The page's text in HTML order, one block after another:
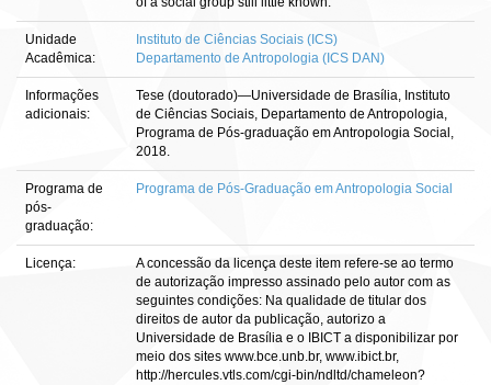
Unidade
Acadêmica:
Instituto de Ciências Sociais (ICS)
Departamento de Antropologia (ICS DAN)
Informações
adicionais:
Tese (doutorado)—Universidade de Brasília, Instituto
de Ciências Sociais, Departamento de Antropologia,
Programa de Pós-graduação em Antropologia Social,
2018.
Programa de
pós-
graduação:
Programa de Pós-Graduação em Antropologia Social
Licença:
A concessão da licença deste item refere-se ao termo
de autorização impresso assinado pelo autor com as
seguintes condições: Na qualidade de titular dos
direitos de autor da publicação, autorizo a
Universidade de Brasília e o IBICT a disponibilizar por
meio dos sites www.bce.unb.br, www.ibict.br,
http://hercules.vtls.com/cgi-bin/ndltd/chameleon?